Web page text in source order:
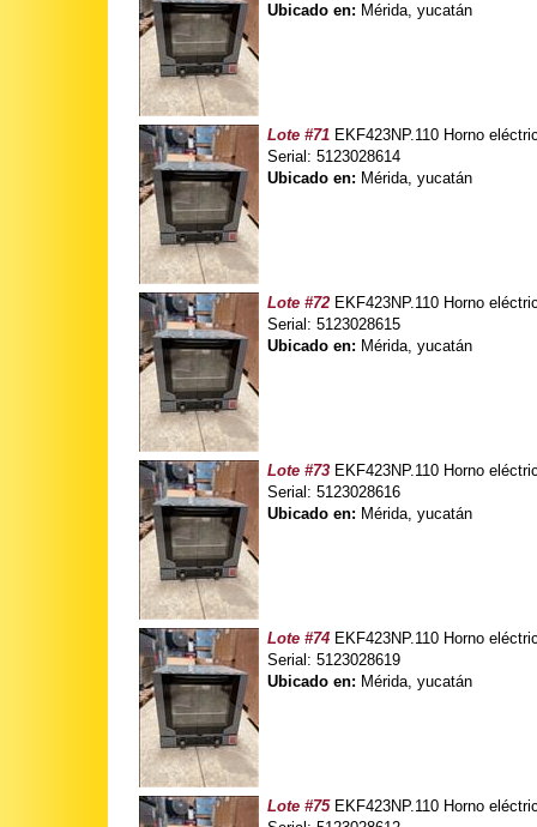
Ubicado en: Mérida, yucatán
Lote #71 EKF423NP.110 Horno
Serial: 5123028614
Ubicado en: Mérida, yucatán
Lote #72 EKF423NP.110 Horno
Serial: 5123028615
Ubicado en: Mérida, yucatán
Lote #73 EKF423NP.110 Horno
Serial: 5123028616
Ubicado en: Mérida, yucatán
Lote #74 EKF423NP.110 Horno
Serial: 5123028619
Ubicado en: Mérida, yucatán
Lote #75EKF423NP.110 Horno